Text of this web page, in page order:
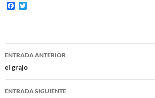
F
o
o
e
r
Navegación
de
entradas
ENTRADA ANTERIOR
el grajo
ENTRADA SIGUIENTE